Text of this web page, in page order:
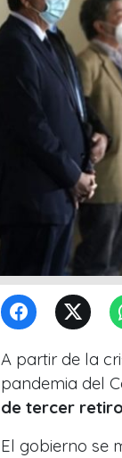
A partir de la
pandemia del
de tercer
El gobierno se